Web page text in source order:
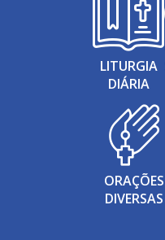
LITURGIA
DIÁRIA
ORAÇÕES
DIVERSAS